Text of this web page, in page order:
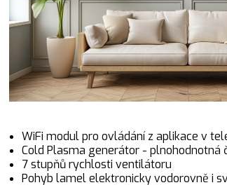
WiFi modul pro ovládání z aplikace v
Cold Plasma generátor - plnohodnotná
7 stupňů rychlosti ventilátoru
Pohyb lamel elektronicky vodorovně i